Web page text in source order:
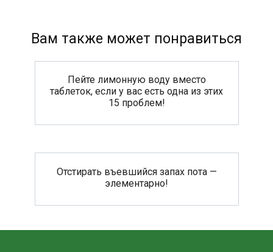
Вам также может понравиться
Пейте лимонную воду вместо
таблеток, если у вас есть одна из этих
15 проблем!
Отстирать въевшийся запах пота —
элементарно!